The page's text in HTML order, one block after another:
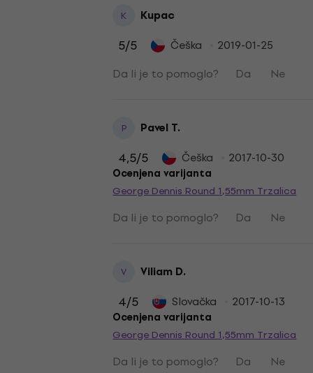
K Kupac
5/5 Češka
2019-01-25
Da li je to pomoglo?
Da Ne
P Pavel T.
4,5/5 Češka 2017-10-30
Ocenjena varijanta
George Dennis Round 1,55mm Trzalica
Da li je to pomoglo? Da Ne
V Viliam D.
4/5 Slovačka 2017-10-13
Ocenjena varijanta
George Dennis Round 1,55mm Trzalica
Da li je to pomoglo? Da Ne